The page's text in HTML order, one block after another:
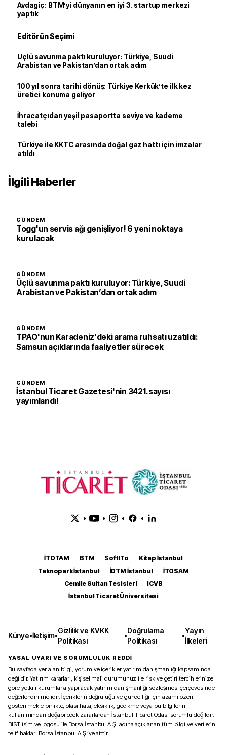
Avdagiç: BTM’yi dünyanın en iyi 3. startup merkezi
yaptık
Editörün Seçimi
Üçlü savunma paktı kuruluyor: Türkiye, Suudi
Arabistan ve Pakistan’dan ortak adım
100 yıl sonra tarihi dönüş: Türkiye Kerkük’te ilk kez
üretici konuma geliyor
İhracatçıdan yeşil pasaportta seviye ve kademe
talebi
Türkiye ile KKTC arasında doğal gaz hattı için imzalar
atıldı
İlgili Haberler
GÜNDEM
Togg'un servis ağı genişliyor! 6 yeni noktaya
kurulacak
GÜNDEM
Üçlü savunma paktı kuruluyor: Türkiye, Suudi
Arabistan ve Pakistan’dan ortak adım
GÜNDEM
TPAO'nun Karadeniz'deki arama ruhsatı uzatıldı:
Samsun açıklarında faaliyetler sürecek
GÜNDEM
İstanbul Ticaret Gazetesi'nin 3421. sayısı
yayımlandı!
• • • •
İTOTAM BTM SoftITo
Kitap İstanbul
Teknopark İstanbul
İDTM İstanbul
İTOSAM
Cemile Sultan Tesisleri
ICVB
İstanbul Ticaret Üniversitesi
Künye•İletişim•
Gizlilik ve KVKK
Politikası
•
Doğrulama
Politikası
•
Yayın
İlkeleri
YASAL UYARI VE SORUMLULUK REDDİ
Bu sayfada yer alan bilgi, yorum ve içerikler yatırım danışmanlığı kapsamında
değildir. Yatırım kararları, kişisel mali durumunuz ile risk ve getiri tercihlerinize
göre yetkili kurumlarla yapılacak yatırım danışmanlığı sözleşmesi çerçevesinde
değerlendirilmelidir. İçeriklerin doğruluğu ve güncelliği için azami özen
gösterilmekle birlikte, olası hata, eksiklik, gecikme veya bu bilgilerin
kullanımından doğabilecek zararlardan İstanbul Ticaret Odası sorumlu değildir.
BIST isim ve logosu ile Borsa İstanbul A.Ş. adına açıklanan tüm bilgi ve verilerin
telif hakları Borsa İstanbul A.Ş.’ye aittir.